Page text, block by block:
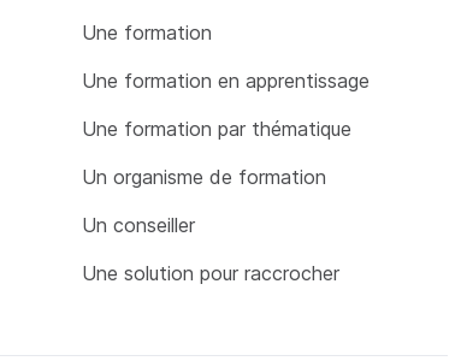
Une formation
Une formation en apprentissage
Une formation par thématique
Un organisme de formation
Un conseiller
Une solution pour raccrocher